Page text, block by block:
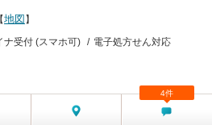
地図 】
ナ受付 (スマホ可) 電子処方せん対応
4件